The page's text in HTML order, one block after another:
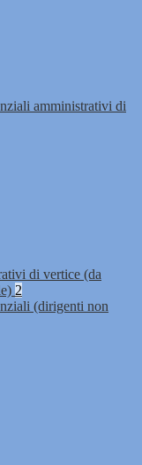
amministrativi di
di vertice (da
2
(dirigenti non